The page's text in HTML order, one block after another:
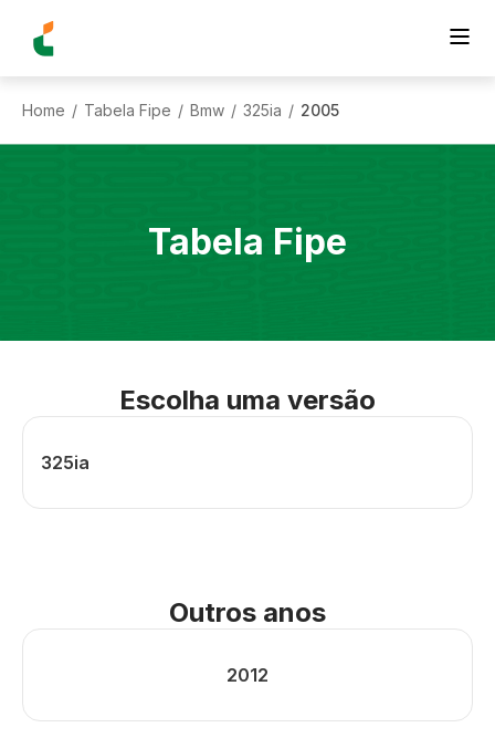
Home / Tabela Fipe / Bmw / 325ia / 2005
Tabela Fipe
Escolha uma versão
325ia
Outros anos
2012